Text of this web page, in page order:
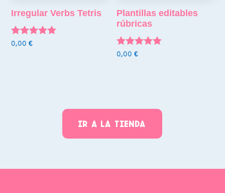
Irregular Verbs Tetris
Valorado
0,00€
Plantillas editables
rúbricas
Valorado
0,00€
IR A LA TIENDA